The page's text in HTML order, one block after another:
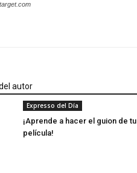
autor
Expresso del Día
¡Aprende a hacer el guion de tu
película!